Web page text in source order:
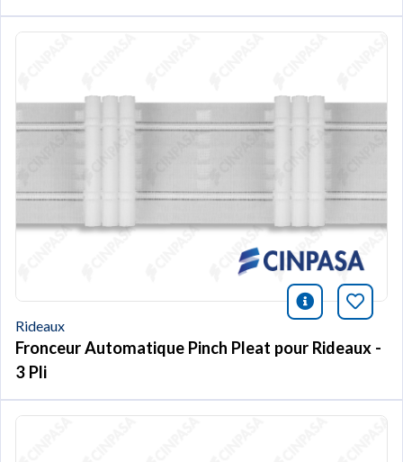
icono
Rideaux
Fronceur Automatique Pinch Pleat pour Rideaux -
3 Pli